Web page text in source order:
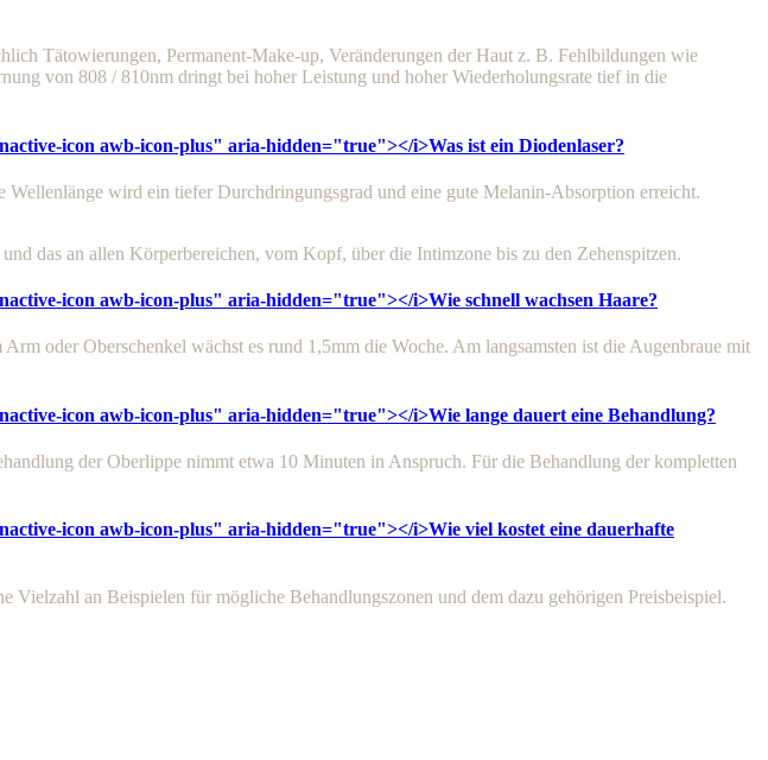
Tätowierungen, Permanent-Make-up, Veränderungen der Haut z. B. Fehlbildungen wie
von 808 / 810nm dringt bei hoher Leistung und hoher Wiederholungsrate tief in die
icon awb-icon-plus" aria-hidden="true"></i>Was ist ein Diodenlaser?
wird ein tiefer Durchdringungsgrad und eine gute Melanin-Absorption erreicht.
das an allen Körperbereichen, vom Kopf, über die Intimzone bis zu den Zehenspitzen.
icon awb-icon-plus" aria-hidden="true"></i>Wie schnell wachsen Haare?
oder Oberschenkel wächst es rund 1,5mm die Woche. Am langsamsten ist die Augenbraue mit
icon awb-icon-plus" aria-hidden="true"></i>Wie lange dauert eine Behandlung?
der Oberlippe nimmt etwa 10 Minuten in Anspruch. Für die Behandlung der kompletten
icon awb-icon-plus" aria-hidden="true"></i>Wie viel kostet eine dauerhafte
an Beispielen für mögliche Behandlungszonen und dem dazu gehörigen Preisbeispiel.